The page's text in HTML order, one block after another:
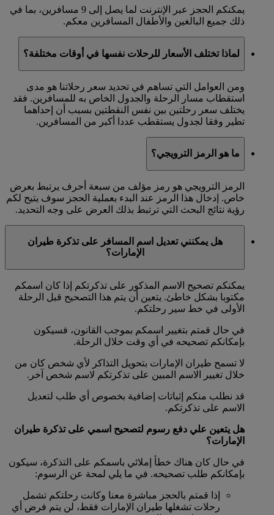
يمكنكم الحجز عبر الإنترنت لما يصل إلى 9 مسافرين، بما في
ذلك جميع البالغين والأطفال المسافرين معكم.
لماذا تختلف الأسعار للرحلات نفسها في أوقات مختلفة؟
ومن العوامل التي تساهم في تحديد سعر رحلاتنا هو مدى
استقطاب مسار الرحلة والجدول الخاص به للمسافرين. فقد
يختلف سعر رحلتين بين نفس النقطتين بسبب أن إحداهما
تطير وفقا لجدول يستقطب عددا أكبر من المسافرين.
ما هو الرمز الترويجي؟
الرمز الترويجي هو رمز مؤلف من سبعة أحرف يرتبط بعرض
خاص. إدخال هذا الرمز عند البدء بعملية الحجز سوف يتيح لكم
رؤية نتائج البحث التي ترتبط بذلك العرض على وجه التحديد.
هل يمكنني تعديل اسم المسافر على تذكرة طيران
الإمارات؟
يمكنكم تصحيح الاسم المذكور على تذكرتكم إذا كان اسمكم
مكتوبا بشكل خاطئ. يتعين أن يتم هذا التصحيح قبل الرحلة
الأولى في خط سير رحلتكم.
في حال قمتم بتغيير اسمكم بموجب القانون، فسيكون
بإمكانكم تصحيحه في أي وقت خلال الرحلة.
لا تسمح طيران الإمارات بتحويل التذاكر لأي شخص كان من
خلال تغيير الاسم المبين على تذكرتكم لاسم شخص آخر.
قد نطلب منكم إثباتات إضافية بخصوص أي طلب لتعديل
الاسم على تذكرتكم.
هل يتعين علي دفع رسوم لتصحيح اسمي على تذكرة طيران
الإمارات؟
في حال كان هناك خطأ إملائي باسمكم على التذكرة، سيكون
بإمكانكم طلب تصحيحه. في ما يلي لمحة عن الرسوم:
إذا قمتم بالحجز مباشرة معنا وكانت رحلتكم تشمل
رحلات تشغلها طيران الإمارات فقط، لن يتم فرض أي